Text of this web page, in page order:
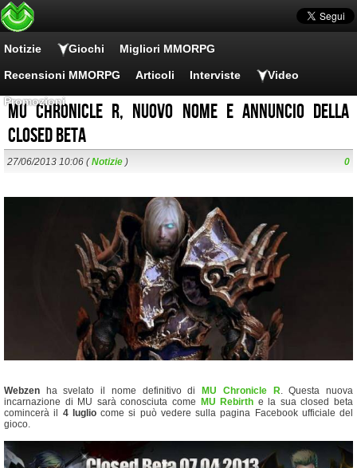
Notizie Giochi Migliori MMORPG
Recensioni MMORPG Articoli Interviste Video
Promozioni
MU Chronicle R, nuovo nome e annuncio della
closed beta
27/06/2013 10:06 (Notizie ) 0
Webzen ha svelato il nome definitivo di MU Chronicle R. Questa nuova
incarnazione di MU sarà conosciuta come MU Rebirth e la sua closed beta
comincerà il 4 lugliocome si può vedere sulla pagina Facebook ufficiale del
gioco.